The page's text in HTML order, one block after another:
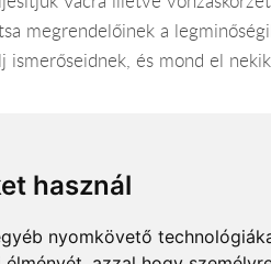
használ
nyomkövető
megrendelőinek a
és mond el
a virágrendeléseket, ezért